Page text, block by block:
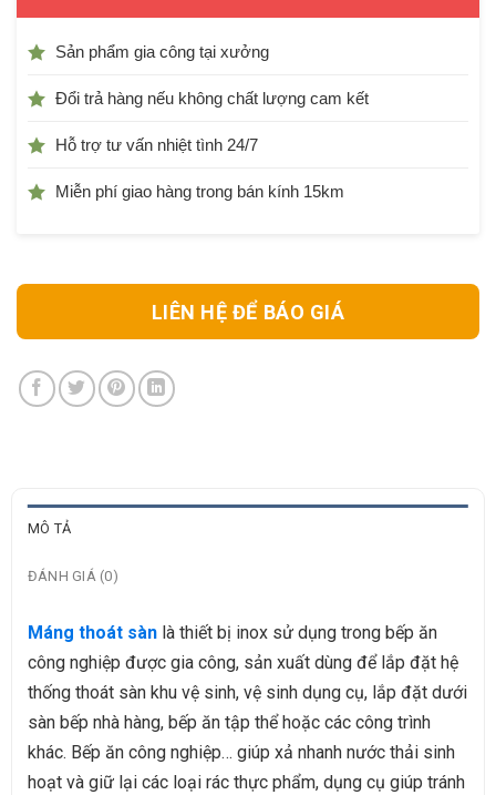
Sản phẩm gia công tại xưởng
Đổi trả hàng nếu không chất lượng cam kết
Hỗ trợ tư vấn nhiệt tình 24/7
Miễn phí giao hàng trong bán kính 15km
LIÊN HỆ ĐỂ BÁO GIÁ
MÔ TẢ
ĐÁNH GIÁ (0)
Máng thoát sànlà thiết bị inox sử dụng trong bếp ăn
công nghiệp được gia công, sản xuất dùng để lắp đặt hệ
thống thoát sàn khu vệ sinh, vệ sinh dụng cụ, lắp đặt dưới
sàn bếp nhà hàng, bếp ăn tập thể hoặc các công trình
khác. Bếp ăn công nghiệp… giúp xả nhanh nước thải sinh
hoạt và giữ lại các loại rác thực phẩm, dụng cụ giúp tránh